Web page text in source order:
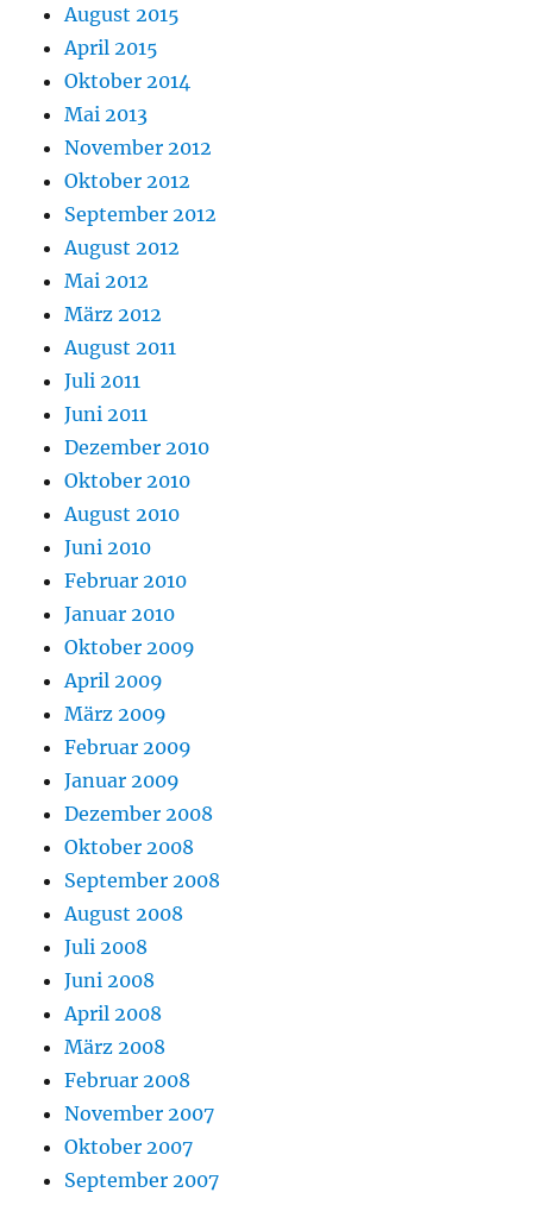
August 2015
April 2015
Oktober 2014
Mai 2013
November 2012
Oktober 2012
September 2012
August 2012
Mai 2012
März 2012
August 2011
Juli 2011
Juni 2011
Dezember 2010
Oktober 2010
August 2010
Juni 2010
Februar 2010
Januar 2010
Oktober 2009
April 2009
März 2009
Februar 2009
Januar 2009
Dezember 2008
Oktober 2008
September 2008
August 2008
Juli 2008
Juni 2008
April 2008
März 2008
Februar 2008
November 2007
Oktober 2007
September 2007